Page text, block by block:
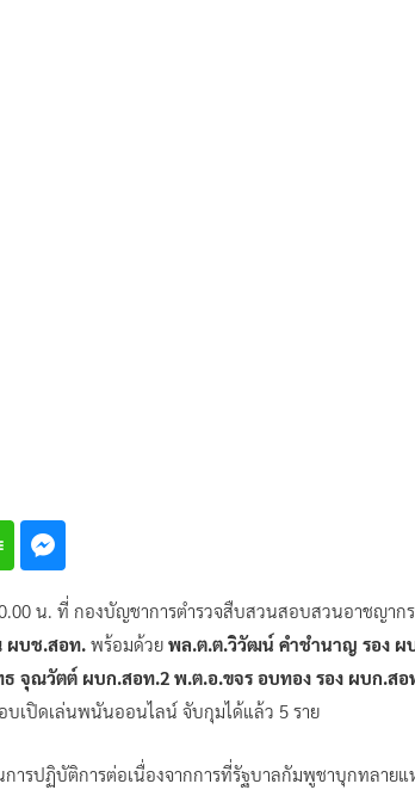
น. ที่ กองบัญชาการตำรวจสืบสวนสอบสวนอาชญาก
ผบช.สอท. พร้อมด้วย พล.ต.ต.วิวัฒน์ คำชำนาญ รอง ผ
จุณวัตต์ ผบก.สอท.2 พ.ต.อ.ขจร อบทอง รอง ผบก.สอ
เปิดเล่นพนันออนไลน์ จับกุมได้แล้ว 5 ราย
ารปฏิบัติการต่อเนื่องจากการที่รัฐบาลกัมพูชาบุกทลาย